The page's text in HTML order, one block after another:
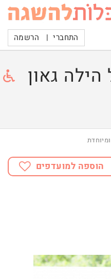
התחברי | הרשמה
גאון
הוספה למועדפים